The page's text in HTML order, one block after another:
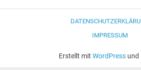
IMPRESSUM
Erstellt mit WordPressund